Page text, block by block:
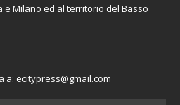
e Milano ed al territorio del Basso
a: ecitypress@gmail.com